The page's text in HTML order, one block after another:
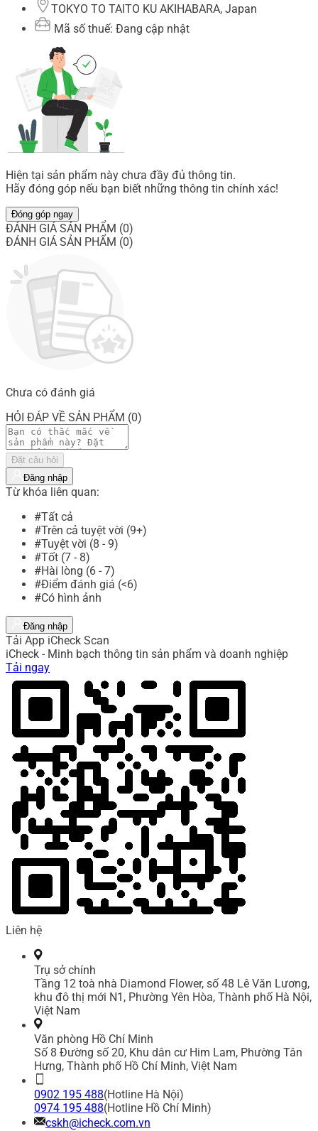
TOKYO TO TAITO KU AKIHABARA, Japan
Mã số thuế: Đang cập nhật
Hiện tại sản phẩm này chưa đầy đủ thông tin.
Hãy đóng góp nếu bạn biết những thông tin chính xác!
Đóng góp ngay
ĐÁNH GIÁ SẢN PHẨM (0)
ĐÁNH GIÁ SẢN PHẨM (0)
Chưa có đánh giá
HỎI ĐÁP VỀ SẢN PHẨM (0)
Đặt câu hỏi
Đăng nhập
Từ khóa liên quan:
#Tất cả
#Trên cả tuyệt vời (9+)
#Tuyệt vời (8 - 9)
#Tốt (7 - 8)
#Hài lòng (6 - 7)
#Điểm đánh giá (<6)
#Có hình ảnh
Đăng nhập
Tải App iCheck Scan
iCheck - Minh bạch thông tin sản phẩm và doanh nghiệp
Tải ngay
Liên hệ
Trụ sở chính
Tầng 12 toà nhà Diamond Flower, số 48 Lê Văn Lương,
khu đô thị mới N1, Phường Yên Hòa, Thành phố Hà Nội,
Việt Nam
Văn phòng Hồ Chí Minh
Số 8 Đường số 20, Khu dân cư Him Lam, Phường Tân
Hưng, Thành phố Hồ Chí Minh, Việt Nam
0902 195 488(Hotline Hà Nội)
0974 195 488(Hotline Hồ Chí Minh)
cskh@icheck.com.vn